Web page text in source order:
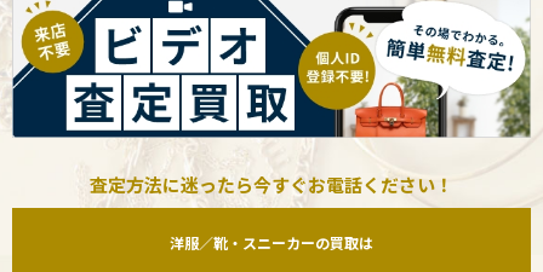
査定方法に迷ったら今すぐお電話ください！
洋服／靴・スニーカーの買取は